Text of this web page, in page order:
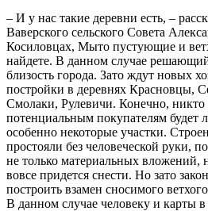
– И у нас такие деревни есть, –
Ваверского сельского Совета
Косиловцах, Мыто пустующие и
найдете. В данном случае
близость города. Зато ждут новых
постройки в деревнях Красновцы,
Смолаки, Рулевичи. Конечно, никто
потенциальным покупателям будет
особенно некоторые участки.
простояли без человеческой руки,
не только материальных вложений,
вовсе придется снести. Но зато
построить взамен сносимого
В данном случае человеку и карты в